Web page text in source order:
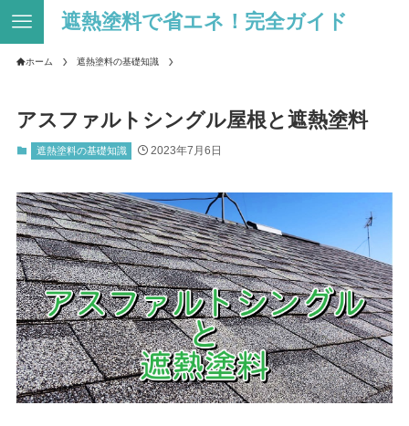
遮熱塗料で省エネ！完全ガイド
ホーム 遮熱塗料の基礎知識
アスファルトシングル屋根と遮熱塗料
遮熱塗料の基礎知識 2023年7月6日